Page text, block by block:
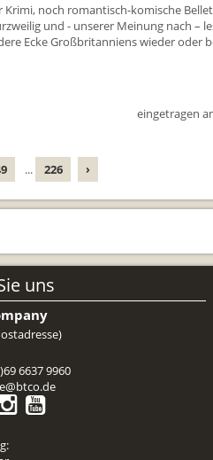
Links
Krimi, noch romantisch-komische
und - unserer Meinung nach –
Ecke Großbritanniens wieder oder
eingetragen
... 226 ›
uns
6637 9960